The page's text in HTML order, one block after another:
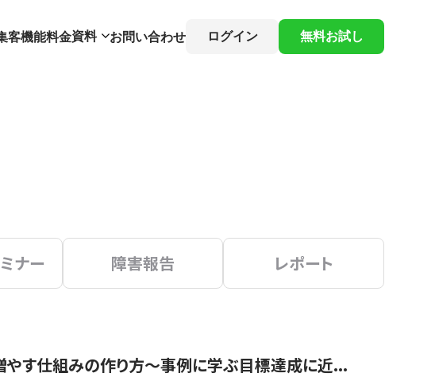
客機能料金資料 お問い合わせ ログイン 無料お試し
ナー 障害報告 レポート
増やす仕組みの作り方〜事例に学ぶ目標達成に近...